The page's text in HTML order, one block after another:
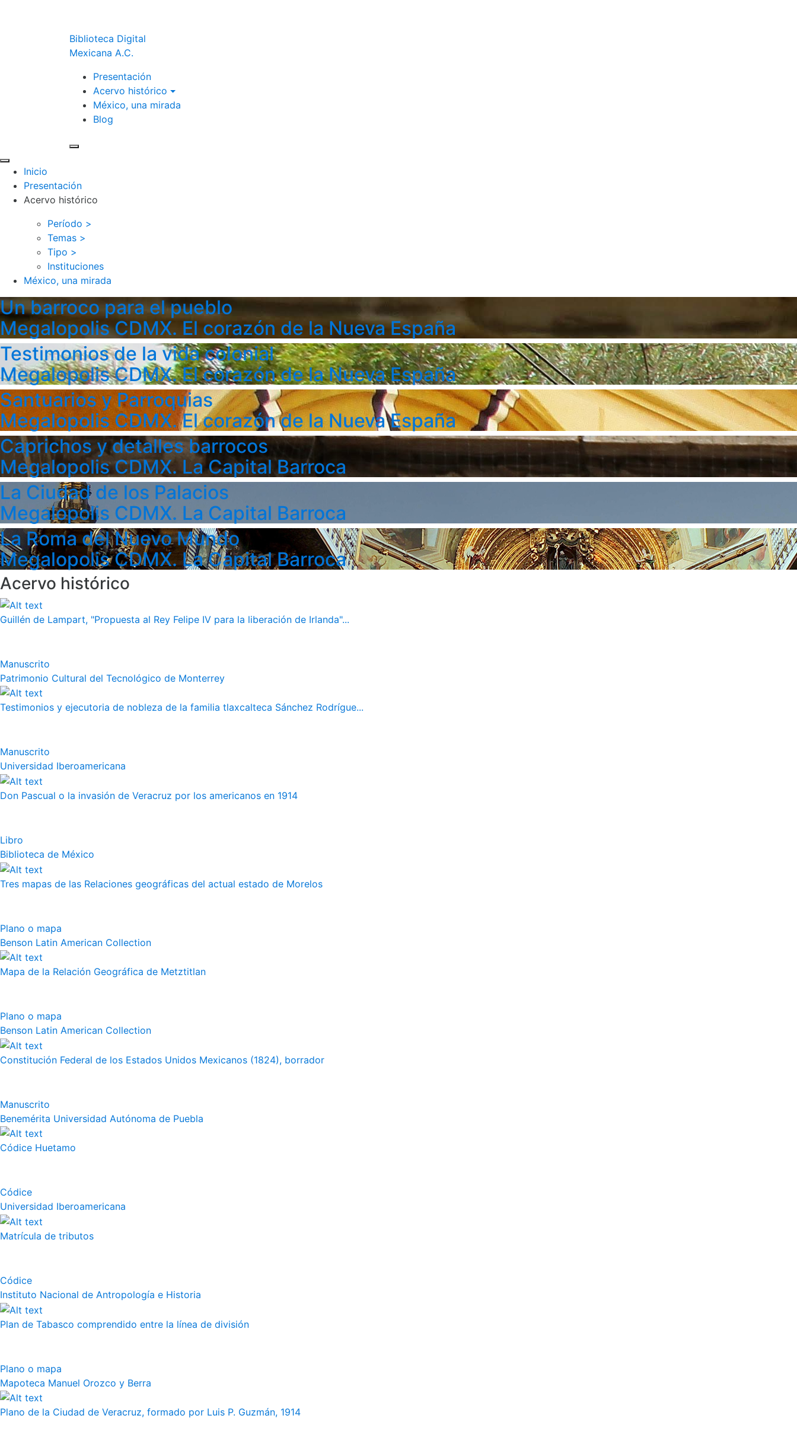
Biblioteca Digital
Mexicana A.C.
Presentación
Acervo histórico
México, una mirada
Blog
Inicio
Presentación
Acervo histórico
Período >
Temas >
Tipo >
Instituciones
México, una mirada
Un barroco para el pueblo
Megalopolis CDMX. El corazón de la Nueva España
Testimonios de la vida colonial
Megalopolis CDMX. El corazón de la Nueva España
Santuarios y Parroquias
Megalopolis CDMX. El corazón de la Nueva España
Caprichos y detalles barrocos
Megalopolis CDMX. La Capital Barroca
La Ciudad de los Palacios
Megalopolis CDMX. La Capital Barroca
La Roma del Nuevo Mundo
Megalopolis CDMX. La Capital Barroca
Acervo histórico
Guillén de Lampart, "Propuesta al Rey Felipe IV para la liberación de Irlanda"...
Manuscrito
Patrimonio Cultural del Tecnológico de Monterrey
Testimonios y ejecutoria de nobleza de la familia tlaxcalteca Sánchez Rodrígue...
Manuscrito
Universidad Iberoamericana
Don Pascual o la invasión de Veracruz por los americanos en 1914
Libro
Biblioteca de México
Tres mapas de las Relaciones geográficas del actual estado de Morelos
Plano o mapa
Benson Latin American Collection
Mapa de la Relación Geográfica de Metztitlan
Plano o mapa
Benson Latin American Collection
Constitución Federal de los Estados Unidos Mexicanos (1824), borrador
Manuscrito
Benemérita Universidad Autónoma de Puebla
Códice Huetamo
Códice
Universidad Iberoamericana
Matrícula de tributos
Códice
Instituto Nacional de Antropología e Historia
Plan de Tabasco comprendido entre la línea de división
Plano o mapa
Mapoteca Manuel Orozco y Berra
Plano de la Ciudad de Veracruz, formado por Luis P. Guzmán, 1914